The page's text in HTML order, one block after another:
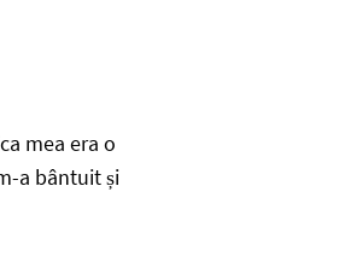
mea era o
a bântuit și